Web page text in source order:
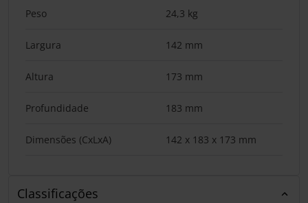
Peso 24,3 kg
Largura 142 mm
Altura 173 mm
Profundidade 183 mm
Dimensões (CxLxA) 142 x 183 x 173 mm
Classificações